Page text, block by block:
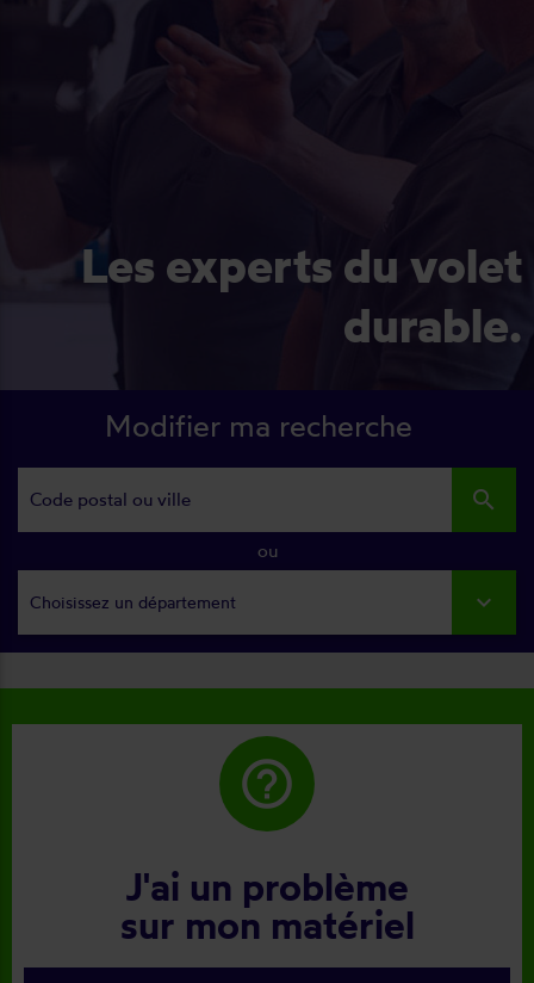
Les experts du volet
durable.
Modifier ma recherche
search
ou
Choisissez un département
help_outline
J'ai un problème
sur mon matériel